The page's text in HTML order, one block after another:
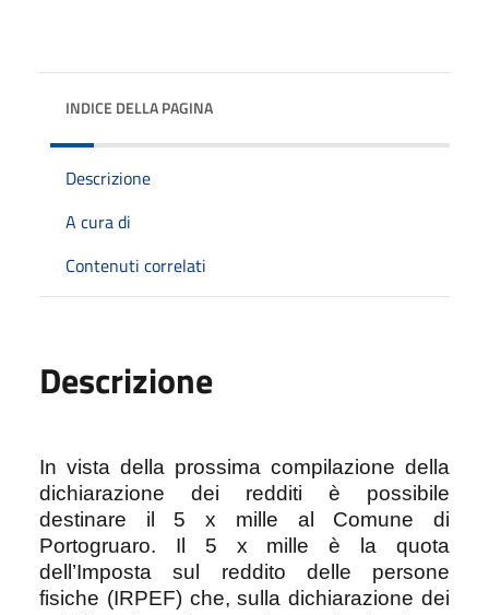
INDICE DELLA PAGINA
Descrizione
A cura di
Contenuti correlati
Descrizione
In vista della prossima compilazione della
dichiarazione dei redditi è possibile
destinare il 5 x mille al Comune di
Portogruaro. Il 5 x mille è la quota
dell’Imposta sul reddito delle persone
fisiche (IRPEF) che, sulla dichiarazione dei